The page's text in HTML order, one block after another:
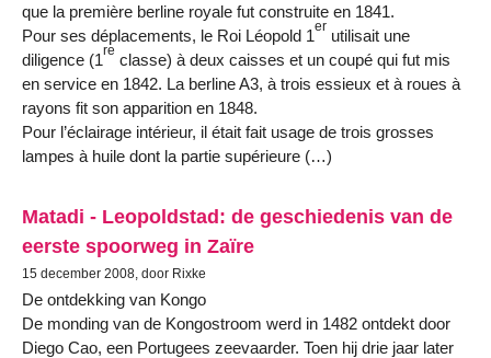
que la première berline royale fut construite en 1841.
Pour ses déplacements, le Roi Léopold 1er utilisait une
diligence (1re classe) à deux caisses et un coupé qui fut mis
en service en 1842. La berline A3, à trois essieux et à roues à
rayons fit son apparition en 1848.
Pour l’éclairage intérieur, il était fait usage de trois grosses
lampes à huile dont la partie supérieure (…)
Matadi - Leopoldstad: de geschiedenis van de
eerste spoorweg in Zaïre
15 december 2008, door Rixke
De ontdekking van Kongo
De monding van de Kongostroom werd in 1482 ontdekt door
Diego Cao, een Portugees zeevaarder. Toen hij drie jaar later